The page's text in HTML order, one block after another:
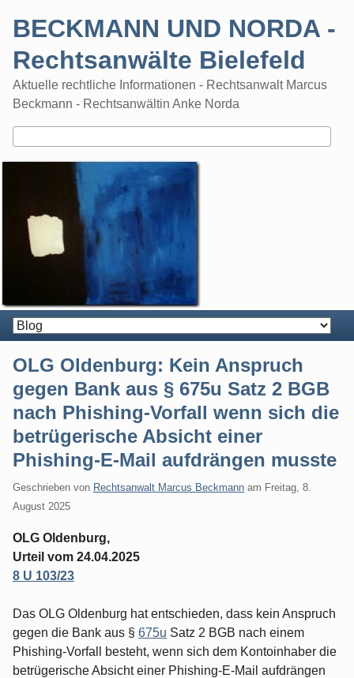
BECKMANN UND NORDA -
Rechtsanwälte Bielefeld
Aktuelle rechtliche Informationen - Rechtsanwalt Marcus
Beckmann - Rechtsanwältin Anke Norda
OLG Oldenburg: Kein Anspruch
gegen Bank aus § 675u Satz 2 BGB
nach Phishing-Vorfall wenn sich die
betrügerische Absicht einer
Phishing-E-Mail aufdrängen musste
Geschrieben von Rechtsanwalt Marcus Beckmann am Freitag, 8.
August 2025
OLG Oldenburg,
Urteil vom 24.04.2025
8 U 103/23
Das OLG Oldenburg hat entschieden, dass kein Anspruch
gegen die Bank aus § 675u Satz 2 BGB nach einem
Phishing-Vorfall besteht, wenn sich dem Kontoinhaber die
betrügerische Absicht einer Phishing-E-Mail aufdrängen